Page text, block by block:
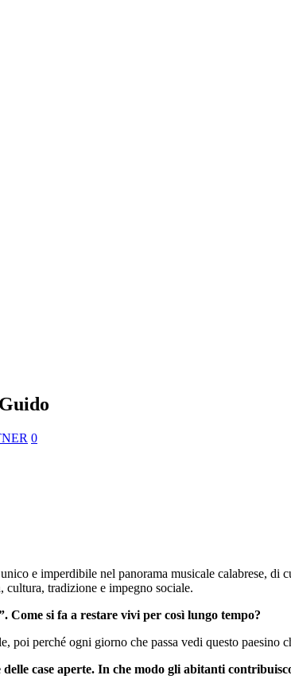
0
e imperdibile nel panorama musicale calabrese, di
tradizione e impegno sociale.
Come si fa a restare vivi per così lungo tempo?
poi perché ogni giorno che passa vedi questo
case aperte. In che modo gli abitanti